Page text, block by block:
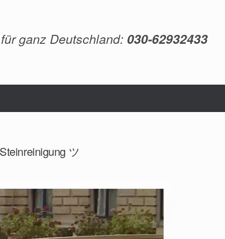
ganz Deutschland: 030-62932433
ツ